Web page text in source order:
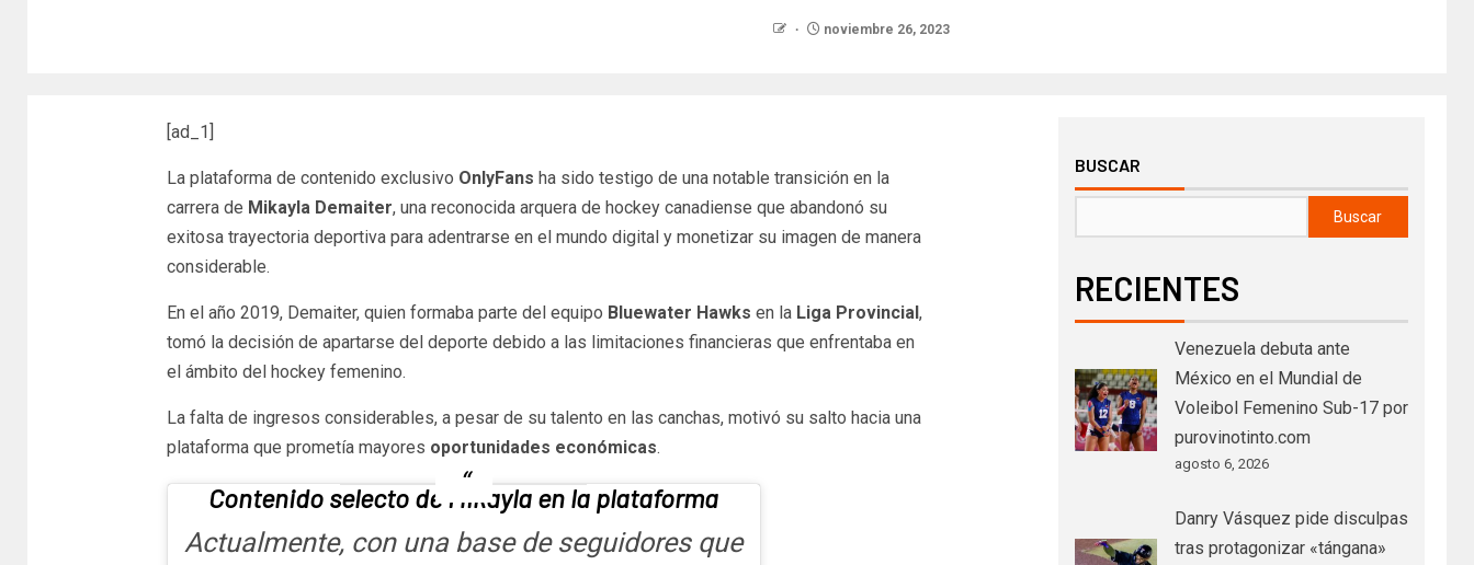
noviembre 26, 2023
[ad_1]
La plataforma de contenido exclusivo OnlyFans ha sido testigo de una notable transición en la
carrera de Mikayla Demaiter, una reconocida arquera de hockey canadiense que abandonó su
exitosa trayectoria deportiva para adentrarse en el mundo digital y monetizar su imagen de manera
considerable.
En el año 2019, Demaiter, quien formaba parte del equipo Bluewater Hawks en la Liga Provincial,
tomó la decisión de apartarse del deporte debido a las limitaciones financieras que enfrentaba en
el ámbito del hockey femenino.
La falta de ingresos considerables, a pesar de su talento en las canchas, motivó su salto hacia una
plataforma que prometía mayores oportunidades económicas.
Contenido selecto de Mikayla en la plataforma
Actualmente, con una base de seguidores que
BUSCAR
Buscar
RECIENTES
Venezuela debuta ante
México en el Mundial de
Voleibol Femenino Sub-17 por
purovinotinto.com
agosto 6, 2026
Danry Vásquez pide disculpas
tras protagonizar «tángana»